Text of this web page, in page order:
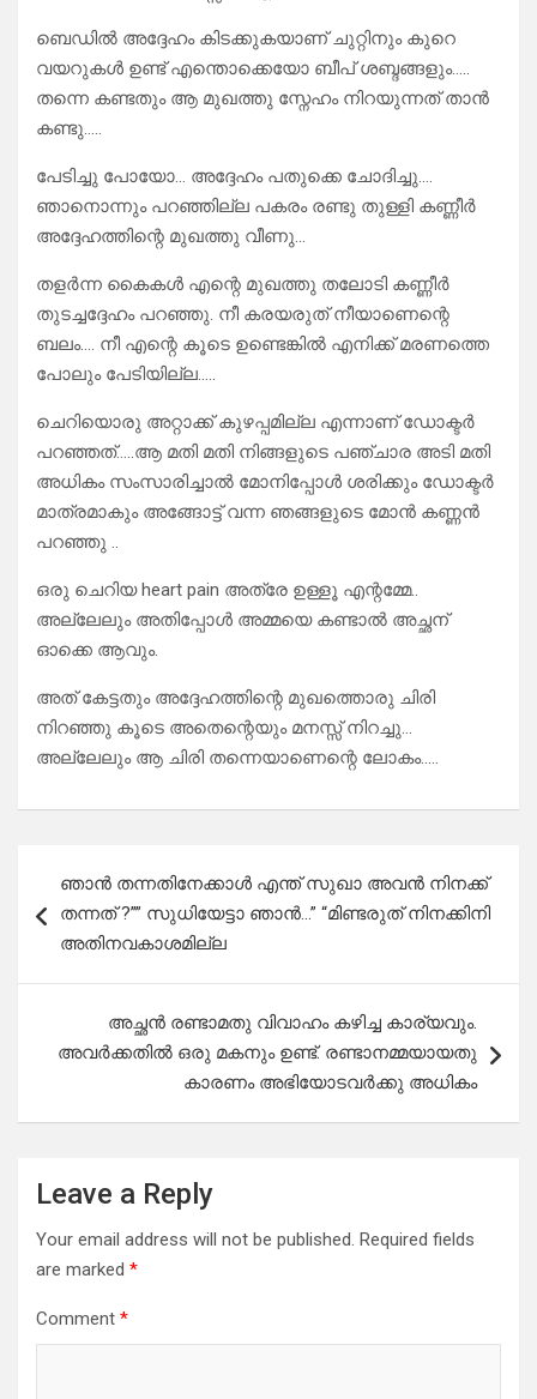
ബെഡിൽ അദ്ദേഹം കിടക്കുകയാണ് ചുറ്റിനും കുറെ
വയറുകൾ ഉണ്ട് എന്തൊക്കെയോ ബീപ് ശബ്ദങ്ങളും…..
തന്നെ കണ്ടതും ആ മുഖത്തു സ്നേഹം നിറയുന്നത് താൻ
കണ്ടു…..
പേടിച്ചു പോയോ… അദ്ദേഹം പതുക്കെ ചോദിച്ചു….
ഞാനൊന്നും പറഞ്ഞില്ല പകരം രണ്ടു തുള്ളി കണ്ണീർ
അദ്ദേഹത്തിന്റെ മുഖത്തു വീണു…
തളർന്ന കൈകൾ എന്റെ മുഖത്തു തലോടി കണ്ണീർ
തുടച്ചദ്ദേഹം പറഞ്ഞു. നീ കരയരുത് നീയാണെന്റെ
ബലം…. നീ എന്റെ കൂടെ ഉണ്ടെങ്കിൽ എനിക്ക് മരണത്തെ
പോലും പേടിയില്ല…..
ചെറിയൊരു അറ്റാക്ക് കുഴപ്പമില്ല എന്നാണ് ഡോക്ടർ
പറഞ്ഞത്…..ആ മതി മതി നിങ്ങളുടെ പഞ്ചാര അടി മതി
അധികം സംസാരിച്ചാൽ മോനിപ്പോൾ ശരിക്കും ഡോക്ടർ
മാത്രമാകും അങ്ങോട്ട് വന്ന ഞങ്ങളുടെ മോൻ കണ്ണൻ
പറഞ്ഞു ..
ഒരു ചെറിയ heart pain അത്രേ ഉള്ളൂ എന്റമ്മേ..
അല്ലേലും അതിപ്പോൾ അമ്മയെ കണ്ടാൽ അച്ഛന്
ഓക്കെ ആവും.
അത് കേട്ടതും അദ്ദേഹത്തിന്റെ മുഖത്തൊരു ചിരി
നിറഞ്ഞു കൂടെ അതെന്റെയും മനസ്സ് നിറച്ചു…
അല്ലേലും ആ ചിരി തന്നെയാണെന്റെ ലോകം…..
navigation
ഞാൻ തന്നതിനേക്കാൾ എന്ത് സുഖാ അവൻ നിനക്ക്
തന്നത് ?”” സുധിയേട്ടാ ഞാൻ…” “മിണ്ടരുത് നിനക്കിനി
അതിനവകാശമില്ല
അച്ഛൻ രണ്ടാമതു വിവാഹം കഴിച്ച കാര്യവും.
അവർക്കതിൽ ഒരു മകനും ഉണ്ട്. രണ്ടാനമ്മയായതു
കാരണം അഭിയോടവർക്കു അധികം
Leave a Reply
Your email address will not be published. Required fields
are marked *
Comment *